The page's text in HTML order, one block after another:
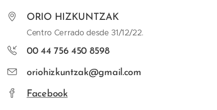
ORIO HIZKUNTZAK
Centro Cerrado desde 31/12/22.
00 44 756 450 8598
oriohizkuntzak@gmail.com
Facebook